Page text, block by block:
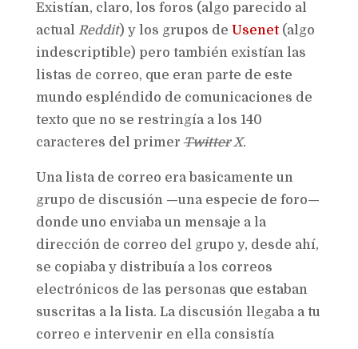
Existían, claro, los foros (algo parecido al
actual Reddit) y los grupos de Usenet(algo
indescriptible) pero también existían las
listas de correo, que eran parte de este
mundo espléndido de comunicaciones de
texto que no se restringía a los 140
caracteres del primerTwitter X.
Una lista de correo era basicamente un
grupo de discusión —una especie de foro—
donde uno enviaba un mensaje a la
dirección de correo del grupo y, desde ahí,
se copiaba y distribuía a los correos
electrónicos de las personas que estaban
suscritas a la lista. La discusión llegaba a tu
correo e intervenir en ella consistía